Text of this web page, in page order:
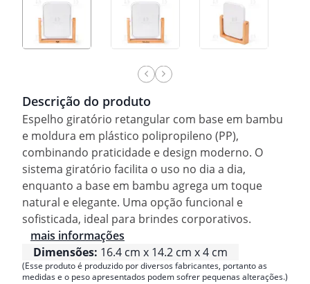
Descrição do produto
Espelho giratório retangular com base em bambu
e moldura em plástico polipropileno (PP),
combinando praticidade e design moderno. O
sistema giratório facilita o uso no dia a dia,
enquanto a base em bambu agrega um toque
natural e elegante. Uma opção funcional e
sofisticada, ideal para brindes corporativos.
mais informações
Dimensões: 16.4 cm x 14.2 cm x 4 cm
(Esse produto é produzido por diversos fabricantes, portanto as
medidas e o peso apresentados podem sofrer pequenas alterações.)